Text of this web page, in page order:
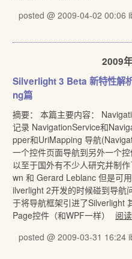
posted @ 2009-04-02 00:06
2009
Silverlight 3 Beta 新特性解
ng篇
摘要： 本篇主要内容：
记录 NavigationService和
pper和UriMapping 导航
一个控件页面导航到另外一个
以至于国外有不少人研究并制
wn 和 Gerard Leblanc 但是可
ilverlight 2开发的时候碰到导航
于将导航框架引进了Silverlight
Page控件（和WPF一样）
阅
posted @ 2009-03-31 16:24